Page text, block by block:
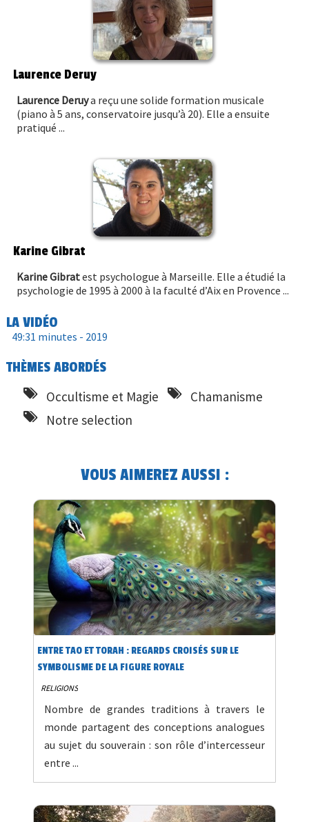
Laurence Deruy
Laurence Deruya reçu une solide formation musicale
(piano à 5 ans, conservatoire jusqu’à 20). Elle a ensuite
pratiqué ...
Karine Gibrat
Karine Gibratest psychologue à Marseille. Elle a étudié la
psychologie de 1995 à 2000 à la faculté d’Aix en Provence ...
LA VIDÉO
49:31 minutes - 2019
THÈMES ABORDÉS
Occultisme et Magie
Chamanisme
Notre selection
VOUS AIMEREZ AUSSI :
ENTRE TAO ET TORAH : REGARDS CROISÉS SUR LE
SYMBOLISME DE LA FIGURE ROYALE
RELIGIONS
Nombre de grandes traditions à travers le
monde partagent des conceptions analogues
au sujet du souverain : son rôle d’intercesseur
entre ...